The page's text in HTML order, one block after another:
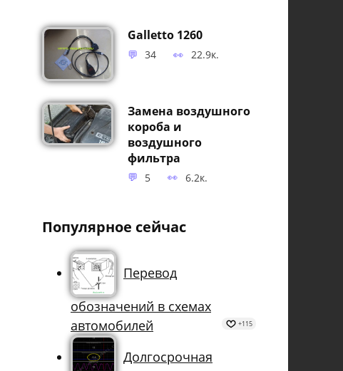
Galletto 1260
34 22.9к.
Замена воздушного
короба и
воздушного
фильтра
5 6.2к.
Популярное сейчас
Перевод
обозначений в схемах
автомобилей
+115
Долгосрочная